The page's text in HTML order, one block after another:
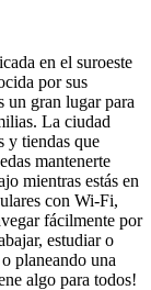
en el suroeste
por sus
un gran lugar para
La ciudad
y tiendas que
mantenerte
mientras estás en
con Wi-Fi,
fácilmente por
estudiar o
planeando una
algo para todos!